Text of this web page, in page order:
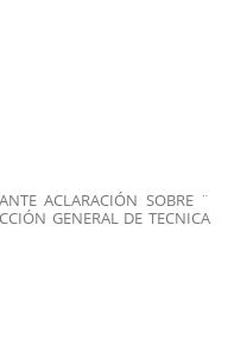
ACLARACIÓN SOBRE ¨
GENERAL DE TECNICA